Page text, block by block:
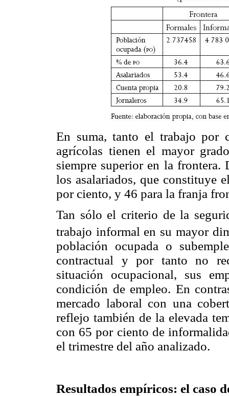
En suma, tanto el trabajo por
agrícolas tienen el mayor
siempre superior en la frontera.
los asalariados, que constituye
por ciento, y 46 para la franja
Tan sólo el criterio de la
trabajo informal en su mayor
población ocupada o
contractual y por tanto no
situación ocupacional, sus
condición de empleo. En
mercado laboral con una
reflejo también de la elevada
con 65 por ciento de
el trimestre del año analizado.
Resultados empíricos: el caso